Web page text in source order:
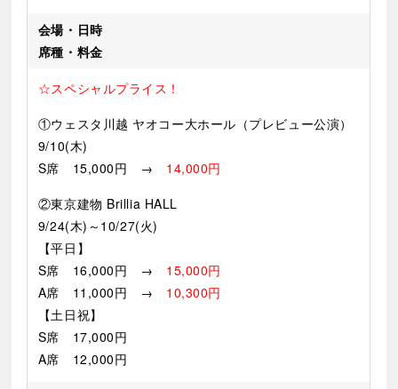
会場・日時
席種・料金
☆スペシャルプライス！
①ウェスタ川越 ヤオコー大ホール（プレビュー公演）
9/10(木)
S席 15,000円 → 14,000円
②東京建物 Brillia HALL
9/24(木)～10/27(火)
【平日】
S席 16,000円 → 15,000円
A席 11,000円 → 10,300円
【土日祝】
S席 17,000円
A席 12,000円